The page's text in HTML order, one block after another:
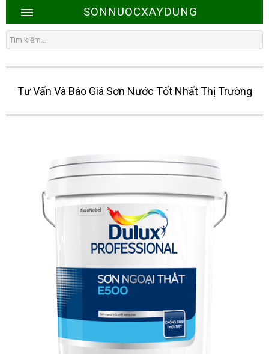
SONNUOCXAYDUNG
Tư Vấn Và Báo Giá Sơn Nước Tốt Nhất Thị Trường